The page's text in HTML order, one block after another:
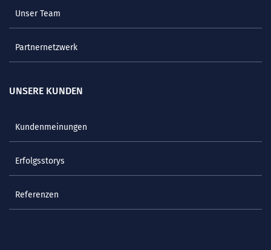
Unser Team
Partnernetzwerk
UNSERE KUNDEN
Kundenmeinungen
Erfolgsstorys
Referenzen